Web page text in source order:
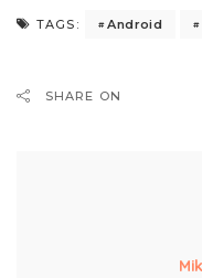
TAGS: Android
SHARE ON